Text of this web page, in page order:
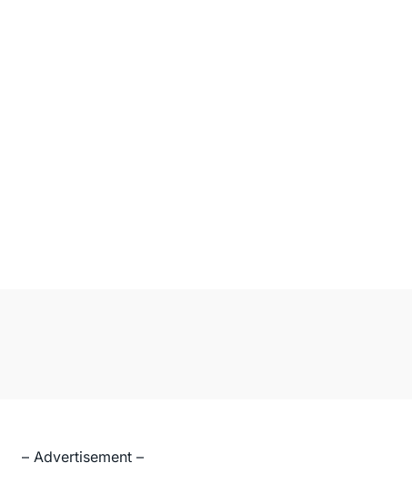
– Advertisement –